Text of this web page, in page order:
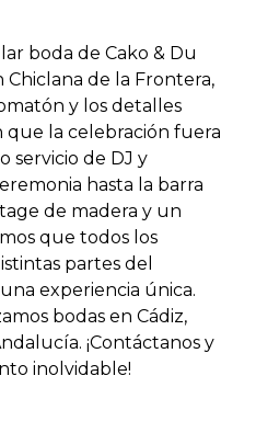
boda de Cako & Du
de la Frontera,
y los detalles
que la celebración fuera
servicio de DJ y
hasta la barra
de madera y un
que todos los
partes del
experiencia única.
bodas en Cádiz,
¡Contáctanos y
inolvidable!